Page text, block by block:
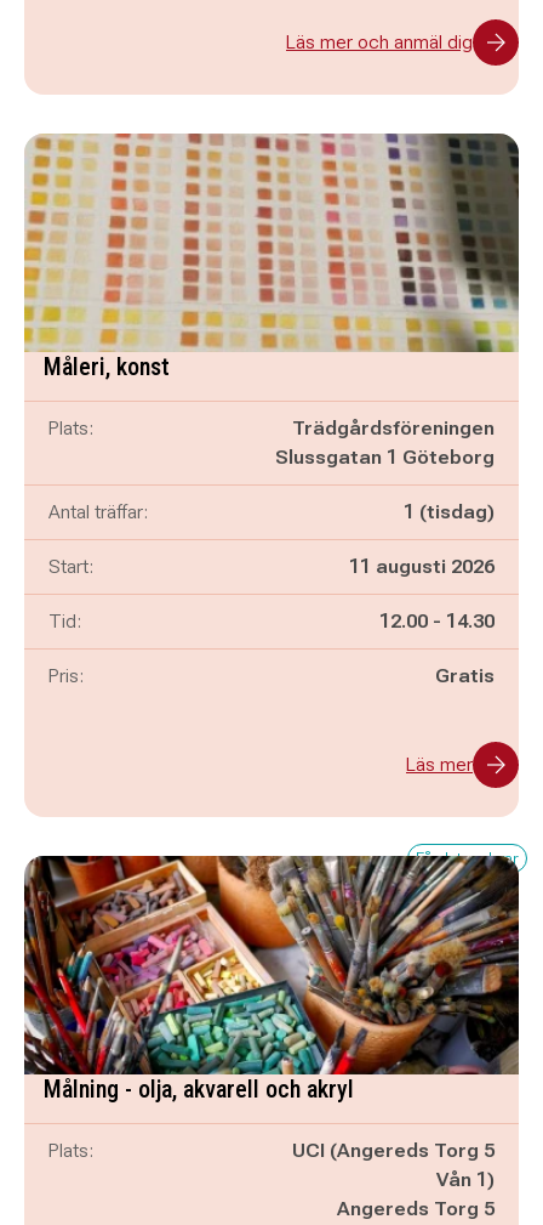
Läs mer och anmäl dig
Måleri, konst
Plats:
Trädgårdsföreningen
Slussgatan 1 Göteborg
Antal träffar: 1 (tisdag)
Start: 11 augusti 2026
Tid: Pågår mellan
12.00 - och
14.30
Pris: Gratis
Läs mer
Få platser kvar
Målning - olja, akvarell och akryl
Plats:
UCI (Angereds Torg 5
Vån 1)
Angereds Torg 5